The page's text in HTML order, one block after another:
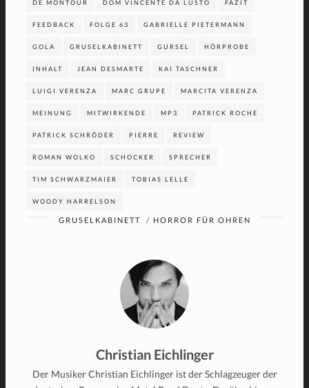
DE MONTOUR DOM VINCENTE DA LUSTO FAZIT
FEEDBACK FOLGE 63 GABRIELLE PIETERMANN
GOLA GRUSELKABINETT GURSEL HÖRPROBE
INHALT JEAN DESMARTE KAI TASCHNER
LUIGI VERENZA MARC GRUPE MARCITA VERENZA
MEINUNG MITWIRKENDE MP3 PATRICK ROCHE
PATRICK SCHRÖDER PIERRE REVIEW
ROMAN WOLKO SCHOCKER SPRECHER
TIM SCHWARZMAIER TOBIAS LELLE
WOODY HARRELSON
GRUSELKABINETT / HORROR FÜR OHREN
Christian Eichlinger
Der Musiker Christian Eichlinger ist der Schlagzeuger der